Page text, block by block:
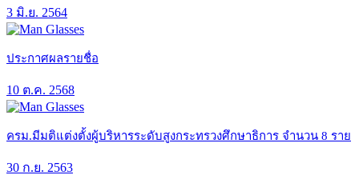
3 มิ.ย. 2564
ประกาศผลรายชื่อ
10 ต.ค. 2568
ครม.มีมติแต่งตั้งผู้บริหารระดับสูงกระทรวงศึกษาธิการ จำนวน 8 ราย
30 ก.ย. 2563